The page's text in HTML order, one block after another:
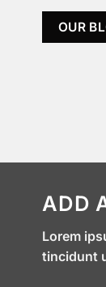
OUR
sed
ADD
Lorem
tincidunt